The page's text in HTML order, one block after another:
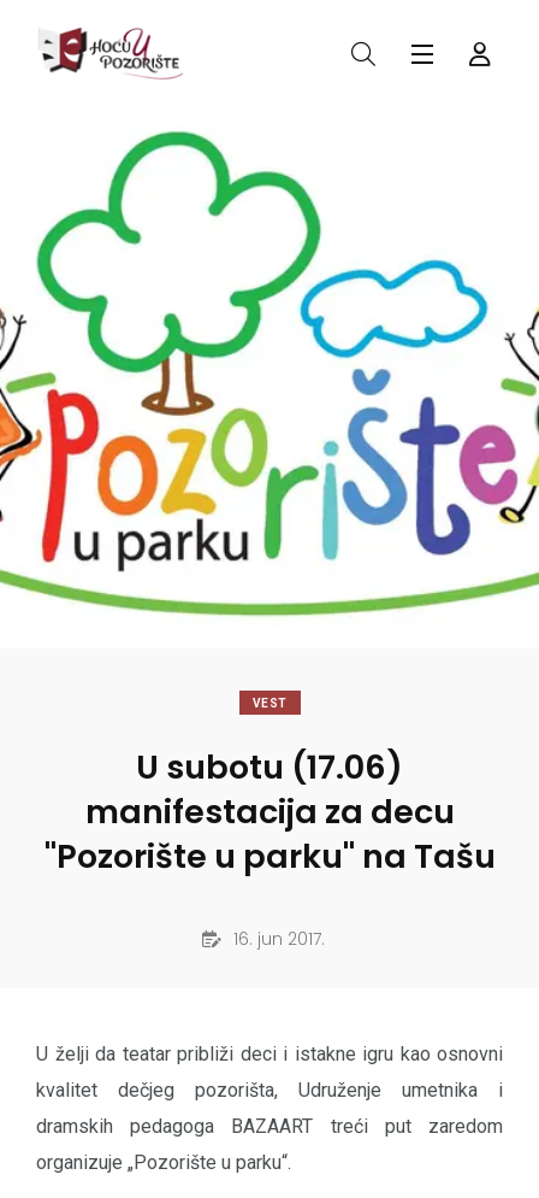
VEST
U subotu (17.06)
manifestacija za decu
"Pozorište u parku" na Tašu
16. jun 2017.
U želji da teatar približi deci i istakne igru kao osnovni
kvalitet dečjeg pozorišta, Udruženje umetnika i
dramskih pedagoga BAZAART treći put zaredom
organizuje „Pozorište u parku“.